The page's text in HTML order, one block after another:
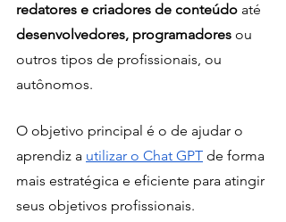
redatores e criadores de conteúdo até
desenvolvedores, programadores ou
outros tipos de profissionais, ou
autônomos.
O objetivo principal é o de ajudar o
aprendiz a utilizar o Chat GPT de forma
mais estratégica e eficiente para atingir
seus objetivos profissionais.